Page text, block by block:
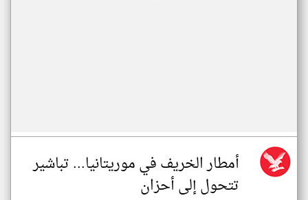
أمطار الخريف في موريتانيا... تباشير
تتحول إلى أحزان